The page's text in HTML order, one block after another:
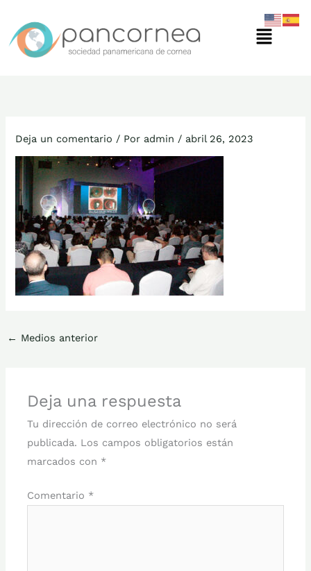
contenido
Menú
Deja un comentario / Por admin / abril 26, 2023
← Medios anterior
Deja una respuesta
Tu dirección de correo electrónico no será
publicada. Los campos obligatorios están
marcados con *
Comentario *